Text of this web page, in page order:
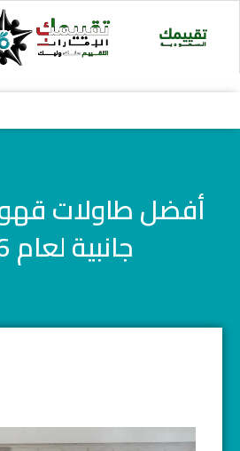
Skip
content
أفضل طاولات
جانبية لعام 2026